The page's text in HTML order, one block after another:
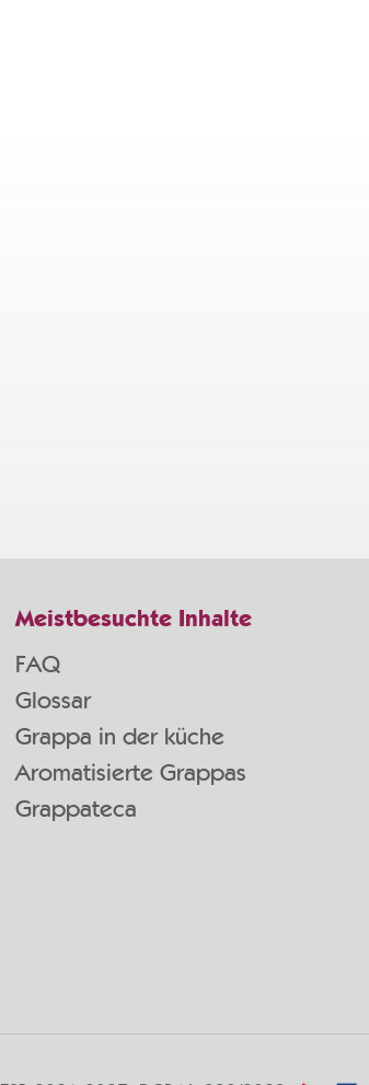
Meistbesuchte Inhalte
FAQ
Glossar
Grappa in der küche
Aromatisierte Grappas
Grappateca